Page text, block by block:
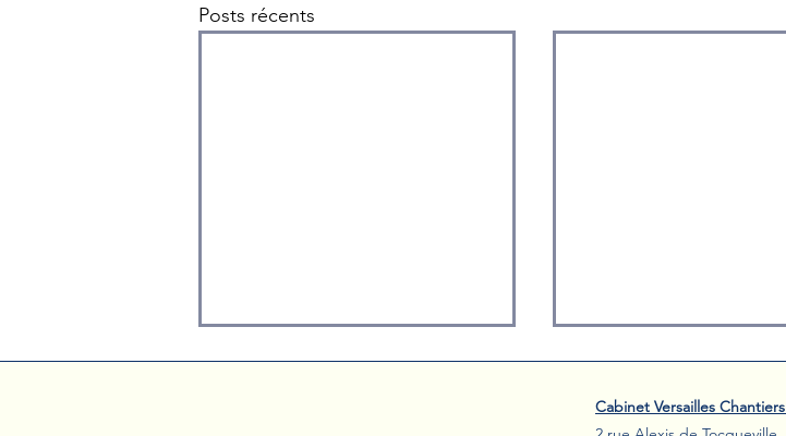
Posts récents
​Cabinet Versailles Chantiers